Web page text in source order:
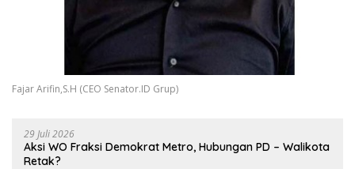
Fajar Arifin,S.H (CEO Senator.ID Grup)
29 Juli 2026
Aksi WO Fraksi Demokrat Metro, Hubungan PD – Walikota
Retak?